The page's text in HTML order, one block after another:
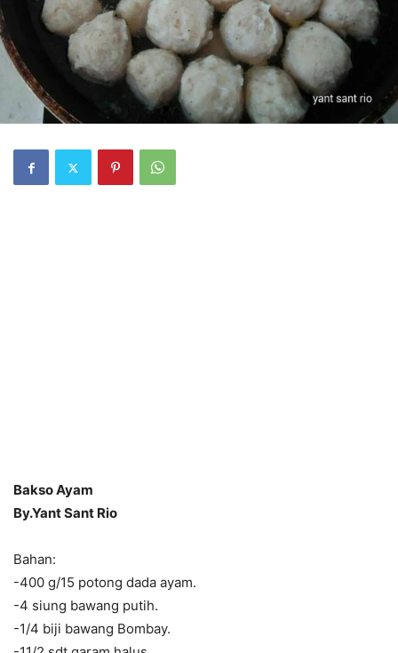
Bakso Ayam
By.Yant Sant Rio
Bahan:
-400 g/15 potong dada ayam.
-4 siung bawang putih.
-1/4 biji bawang Bombay.